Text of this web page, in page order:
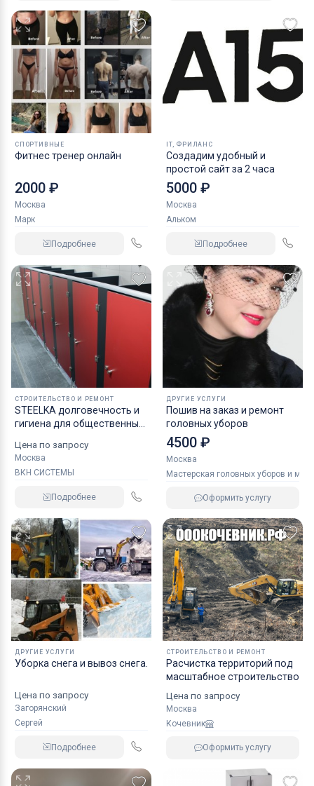
СПОРТИВНЫЕ
Фитнес тренер онлайн
2000 ₽
Москва
Марк
Подробнее
IT, ФРИЛАНС
Создадим удобный и
простой сайт за 2 часа
5000 ₽
Москва
Альком
Подробнее
СТРОИТЕЛЬСТВО И РЕМОНТ
STEELKA долговечность и
гигиена для общественных
перегородки HPL,
туалетные кабины, душевые
и писсуарные перегородки
Цена по запросу
Москва
ВКН СИСТЕМЫ
Подробнее
ДРУГИЕ УСЛУГИ
Пошив на заказ и ремонт
головных уборов
4500 ₽
Москва
Мастерская головных уборов и
Оформить услугу
ДРУГИЕ УСЛУГИ
Уборка снега и вывоз снега.
Цена по запросу
Загорянский
Сергей
Подробнее
СТРОИТЕЛЬСТВО И РЕМОНТ
Расчистка территорий под
масштабное строительство
Цена по запросу
Москва
Кочевник
Оформить услугу